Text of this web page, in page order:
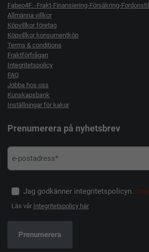
Fabeo4F: -Frakt-Finansiering-Försäkring-
Allmänna villkor
Köpvillkor företag
Köpvillkor konsumentköp
Terms & conditions
Fraktförfrågan
Integritetspolicy
FAQ
Jobba hos oss
Kunskapsbank
Inställningar för kakor
Prenumerera på nyhetsbrev
Jag godkänner integritetspolicyn.
Läs vår Integritetspolicy här